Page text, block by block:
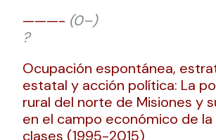
———- (0–)
?
Ocupación espontánea,
estatal y acción política: La
rural del norte de Misiones y
en el campo económico de la
clases (1995-2015)